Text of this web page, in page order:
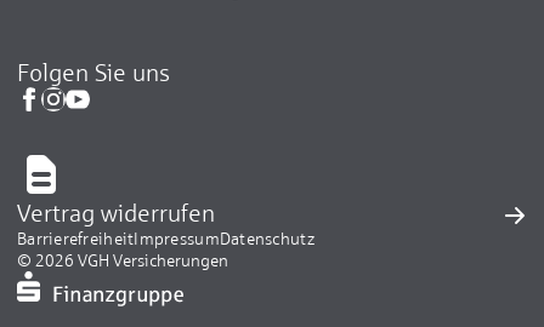
Folgen Sie uns
Vertrag widerrufen
BarrierefreiheitImpressumDatenschutz
© 2026 VGH Versicherungen